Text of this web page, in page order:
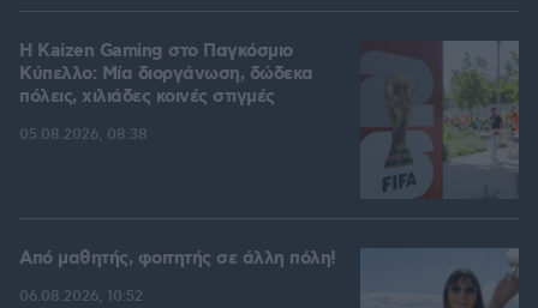
H Kaizen Gaming στο Παγκόσμιο
Kύπελλο: Μία διοργάνωση, δώδεκα
πόλεις, χιλιάδες κοινές στιγμές
05.08.2026, 08:38
Από μαθητής, φοιτητής σε άλλη πόλη!
06.08.2026, 10:52